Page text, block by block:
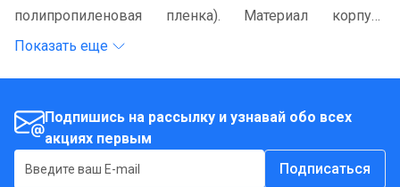
полипропиленовая пленка). Материал корпуса
изготовлен из нержавеющей стали, а ручки из
Показать еще
Подпишись на рассылку и узнавай обо всех
акциях первым
Подписаться